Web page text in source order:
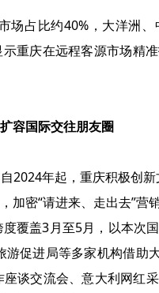
占比约40%，大洋洲
重庆在远程客源市场精
容国际交往朋友圈
2024年起，重庆积极创
加密“请进来、走出去”
覆盖3月至5月，以本次
促进局等多家机构借助
谈交流会、意大利网红